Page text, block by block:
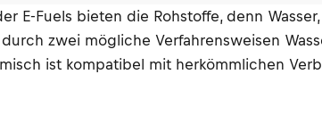
E-Fuels bieten die Rohstoffe, denn
zwei mögliche Verfahrensweisen
ist kompatibel mit herkömmlichen